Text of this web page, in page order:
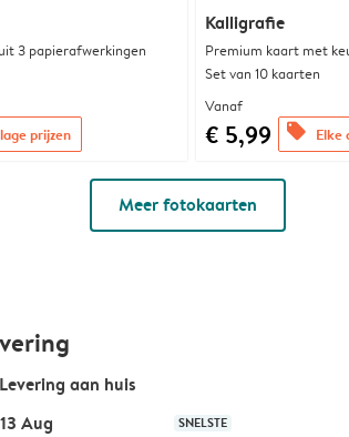
3 papierafwerkingen
prijzen
Kalligrafie
Premium kaart met
Set van 10 kaarten
Vanaf
€ 5,99 offers Elke
Meer fotokaarten
Levering aan huis
Aug
SNELSTE